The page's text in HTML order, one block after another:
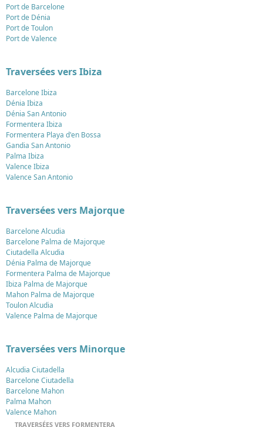
Port de Barcelone
Port de Dénia
Port de Toulon
Port de Valence
Traversées vers Ibiza
Barcelone Ibiza
Dénia Ibiza
Dénia San Antonio
Formentera Ibiza
Formentera Playa d'en Bossa
Gandia San Antonio
Palma Ibiza
Valence Ibiza
Valence San Antonio
Traversées vers Majorque
Barcelone Alcudia
Barcelone Palma de Majorque
Ciutadella Alcudia
Dénia Palma de Majorque
Formentera Palma de Majorque
Ibiza Palma de Majorque
Mahon Palma de Majorque
Toulon Alcudia
Valence Palma de Majorque
Traversées vers Minorque
Alcudia Ciutadella
Barcelone Ciutadella
Barcelone Mahon
Palma Mahon
Valence Mahon
TRAVERSÉES VERS FORMENTERA